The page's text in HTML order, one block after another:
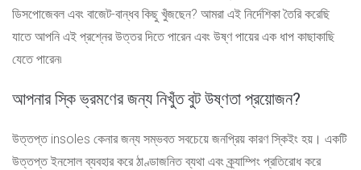
ডিসপোজেবল এবং বাজেট-বান্ধব কিছু খুঁজছেন? আমরা এই নির্দেশিকা তৈরি করেছি
যাতে আপনি এই প্রশ্নের উত্তর দিতে পারেন এবং উষ্ণ পায়ের এক ধাপ কাছাকাছি
যেতে পারেন৷
আপনার স্কি ভ্রমণের জন্য নিখুঁত বুট উষ্ণতা প্রয়োজন?
উত্তপ্ত insoles কেনার জন্য সম্ভবত সবচেয়ে জনপ্রিয় কারণ স্কিইং হয়। একটি
উত্তপ্ত ইনসোল ব্যবহার করে ঠাণ্ডাজনিত ব্যথা এবং ক্র্যাম্পিং প্রতিরোধ করে